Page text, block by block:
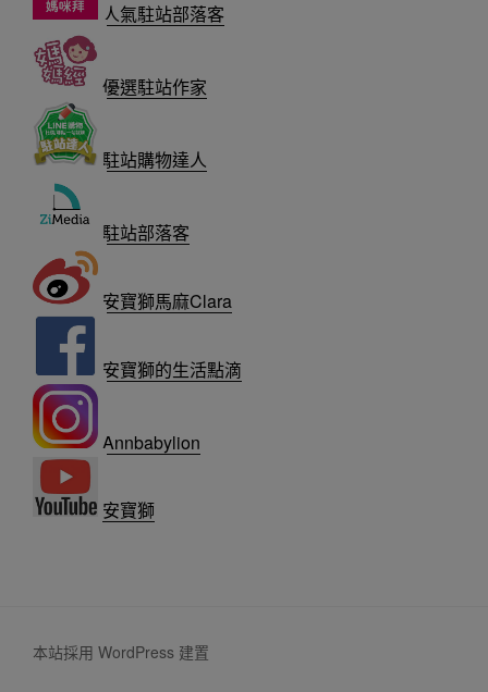
人氣駐站部落客
優選駐站作家
駐站購物達人
駐站部落客
安寶獅馬麻Clara
安寶獅的生活點滴
Annbabylion
安寶獅
本站採用 WordPress 建置